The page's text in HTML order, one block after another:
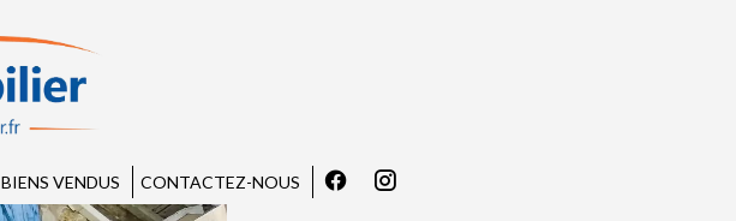
BIENS VENDUS CONTACTEZ-NOUS